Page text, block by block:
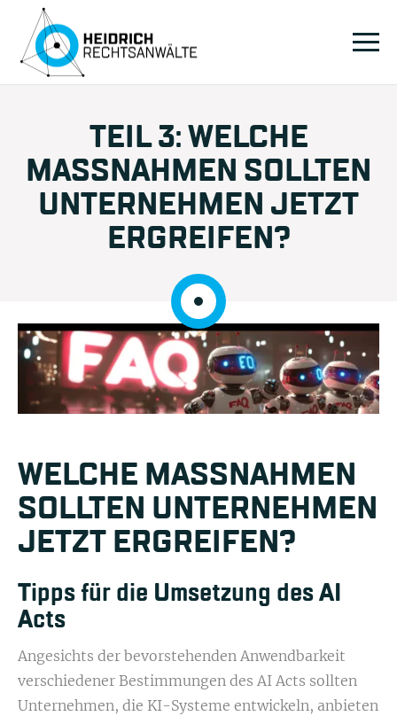
TEIL 3: WELCHE
MASSNAHMEN SOLLTEN U
NTERNEHMEN JETZT E
RGREIFEN?
WELCHE MASSNAHMEN S
OLLTEN UNTERNEHMEN J
ETZT ERGREIFEN?
Tipps für die Umsetzung des AI
Acts
Angesichts der bevorstehenden Anwendbarkeit
verschiedener Bestimmungen des AI Acts sollten
Unternehmen, die KI-Systeme entwickeln, anbieten